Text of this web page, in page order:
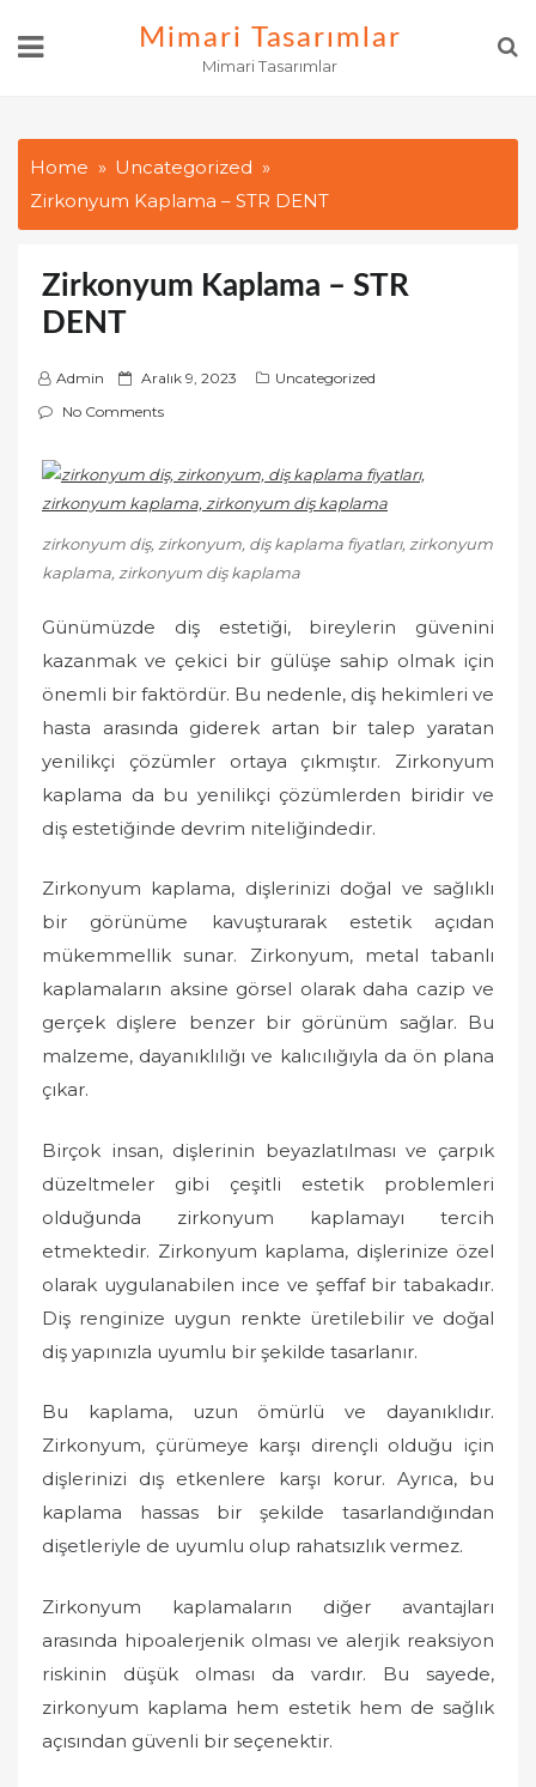
Mimari Tasarımlar
Mimari Tasarımlar
Home
Uncategorized
Zirkonyum Kaplama – STR DENT
Zirkonyum Kaplama – STR
DENT
Admin
P
o
o
n
Aralık 9, 2023
Uncategorized
No Comments
zirkonyum diş, zirkonyum, diş kaplama fiyatları, zirkonyum
kaplama, zirkonyum diş kaplama
Günümüzde diş estetiği, bireylerin güvenini
kazanmak ve çekici bir gülüşe sahip olmak için
önemli bir faktördür. Bu nedenle, diş hekimleri ve
hasta arasında giderek artan bir talep yaratan
yenilikçi çözümler ortaya çıkmıştır. Zirkonyum
kaplama da bu yenilikçi çözümlerden biridir ve
diş estetiğinde devrim niteliğindedir.
Zirkonyum kaplama, dişlerinizi doğal ve sağlıklı
bir görünüme kavuşturarak estetik açıdan
mükemmellik sunar. Zirkonyum, metal tabanlı
kaplamaların aksine görsel olarak daha cazip ve
gerçek dişlere benzer bir görünüm sağlar. Bu
malzeme, dayanıklılığı ve kalıcılığıyla da ön plana
çıkar.
Birçok insan, dişlerinin beyazlatılması ve çarpık
düzeltmeler gibi çeşitli estetik problemleri
olduğunda zirkonyum kaplamayı tercih
etmektedir. Zirkonyum kaplama, dişlerinize özel
olarak uygulanabilen ince ve şeffaf bir tabakadır.
Diş renginize uygun renkte üretilebilir ve doğal
diş yapınızla uyumlu bir şekilde tasarlanır.
Bu kaplama, uzun ömürlü ve dayanıklıdır.
Zirkonyum, çürümeye karşı dirençli olduğu için
dişlerinizi dış etkenlere karşı korur. Ayrıca, bu
kaplama hassas bir şekilde tasarlandığından
dişetleriyle de uyumlu olup rahatsızlık vermez.
Zirkonyum kaplamaların diğer avantajları
arasında hipoalerjenik olması ve alerjik reaksiyon
riskinin düşük olması da vardır. Bu sayede,
zirkonyum kaplama hem estetik hem de sağlık
açısından güvenli bir seçenektir.